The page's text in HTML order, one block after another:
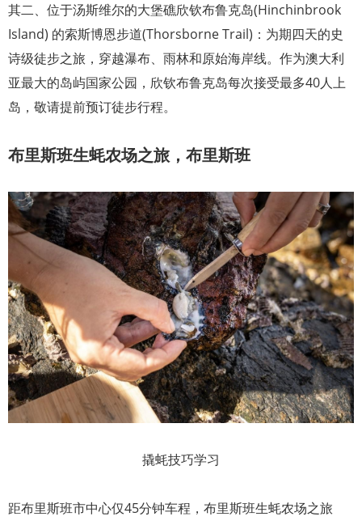
其二、位于汤斯维尔的大堡礁欣钦布鲁克岛(Hinchinbrook
Island) 的索斯博恩步道(Thorsborne Trail)：为期四天的史
诗级徒步之旅，穿越瀑布、雨林和原始海岸线。作为澳大利
亚最大的岛屿国家公园，欣钦布鲁克岛每次接受最多40人上
岛，敬请提前预订徒步行程。
布里斯班生蚝农场之旅，布里斯班
撬蚝技巧学习
距布里斯班市中心仅45分钟车程，布里斯班生蚝农场之旅